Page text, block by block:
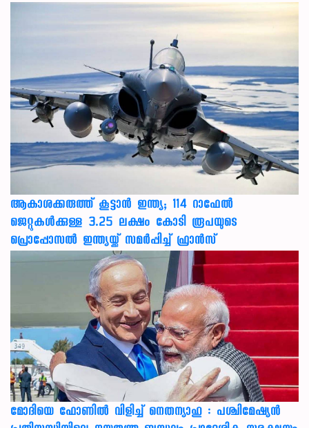
ആകാശക്കരുത്ത് കൂട്ടാൻ ഇന്ത്യ; 114 റാഫേൽ
ജെറ്റുകൾക്കുള്ള 3.25 ലക്ഷം കോടി രൂപയുടെ
പ്രൊപ്പോസൽ ഇന്ത്യയ്ക്ക് സമർപ്പിച്ച് ഫ്രാൻസ്
മോദിയെ ഫോണിൽ വിളിച്ച് നെതന്യാഹു : പശ്ചിമേഷ്യൻ